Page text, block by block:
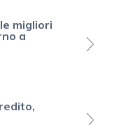
migliori
a